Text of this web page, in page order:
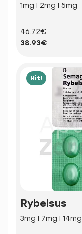
1mg | 2mg | 5mg
46.72€
38.93€
Hit!
Rybelsus
3mg | 7mg | 14mg